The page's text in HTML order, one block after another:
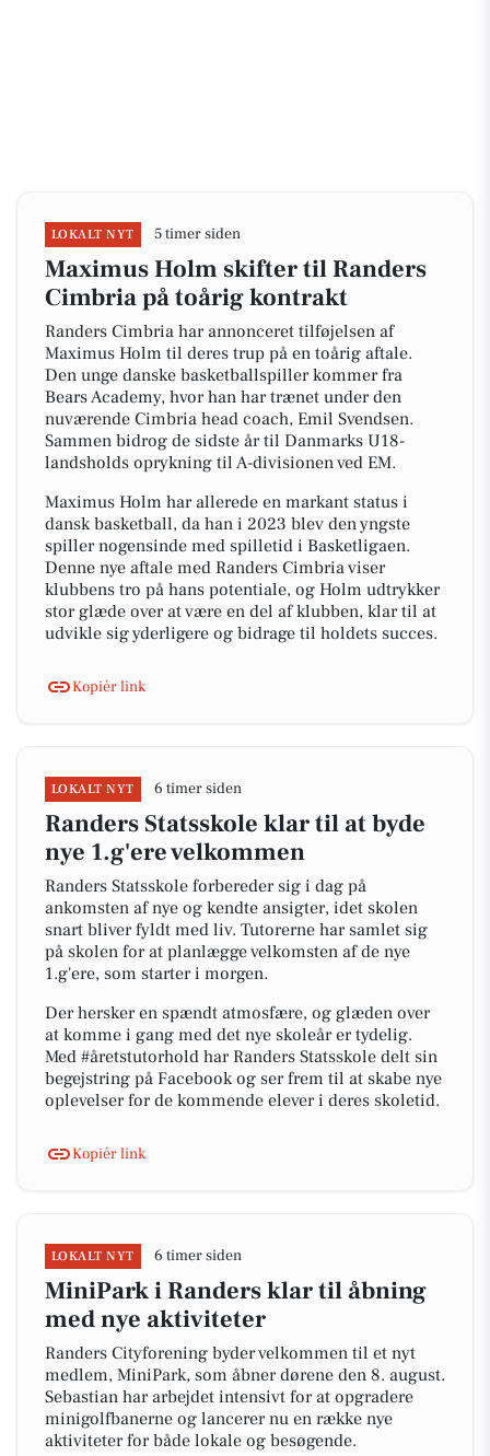
LOKALT NYT 5 timer siden
Maximus Holm skifter til Randers
Cimbria på toårig kontrakt
Randers Cimbria har annonceret tilføjelsen af
Maximus Holm til deres trup på en toårig aftale.
Den unge danske basketballspiller kommer fra
Bears Academy, hvor han har trænet under den
nuværende Cimbria head coach, Emil Svendsen.
Sammen bidrog de sidste år til Danmarks U18-
landsholds oprykning til A-divisionen ved EM.
Maximus Holm har allerede en markant status i
dansk basketball, da han i 2023 blev den yngste
spiller nogensinde med spilletid i Basketligaen.
Denne nye aftale med Randers Cimbria viser
klubbens tro på hans potentiale, og Holm udtrykker
stor glæde over at være en del af klubben, klar til at
udvikle sig yderligere og bidrage til holdets succes.
Kopiér link
LOKALT NYT 6 timer siden
Randers Statsskole klar til at byde
nye 1.g'ere velkommen
Randers Statsskole forbereder sig i dag på
ankomsten af nye og kendte ansigter, idet skolen
snart bliver fyldt med liv. Tutorerne har samlet sig
på skolen for at planlægge velkomsten af de nye
1.g'ere, som starter i morgen.
Der hersker en spændt atmosfære, og glæden over
at komme i gang med det nye skoleår er tydelig.
Med #åretstutorhold har Randers Statsskole delt sin
begejstring på Facebook og ser frem til at skabe nye
oplevelser for de kommende elever i deres skoletid.
Kopiér link
LOKALT NYT 6 timer siden
MiniPark i Randers klar til åbning
med nye aktiviteter
Randers Cityforening byder velkommen til et nyt
medlem, MiniPark, som åbner dørene den 8. august.
Sebastian har arbejdet intensivt for at opgradere
minigolfbanerne og lancerer nu en række nye
aktiviteter for både lokale og besøgende.